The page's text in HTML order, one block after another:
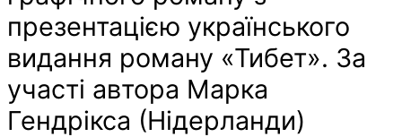
презентацією українського
видання роману «Тибет». За
участі автора Марка
Гендрікса (Нідерланди)